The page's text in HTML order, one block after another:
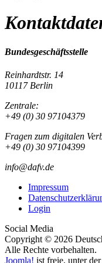
Bundesgeschäftsstelle
Reinhardtstr. 14
10117 Berlin
Zentrale:
+49 (0) 30 97104379
Fragen zum digitalen
+49 (0) 30 97104399
info@dafv.de
Impressum
Login
Social Media
Copyright © 2026
Alle Rechte vorbehalten.
Joomla! ist freie, unter der